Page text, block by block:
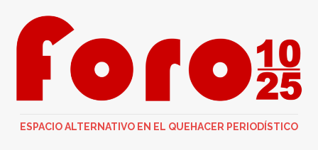
ESPACIO ALTERNATIVO EN EL QUEHACER PERIODÍSTICO